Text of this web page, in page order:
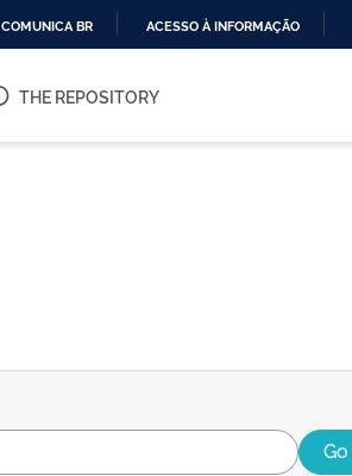
O
COMUNICA BR ACESSO À INFORMAÇÃO
THE REPOSITORY